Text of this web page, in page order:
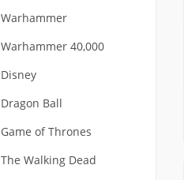
Warhammer
Warhammer 40,000
Disney
Dragon Ball
Game of Thrones
The Walking Dead